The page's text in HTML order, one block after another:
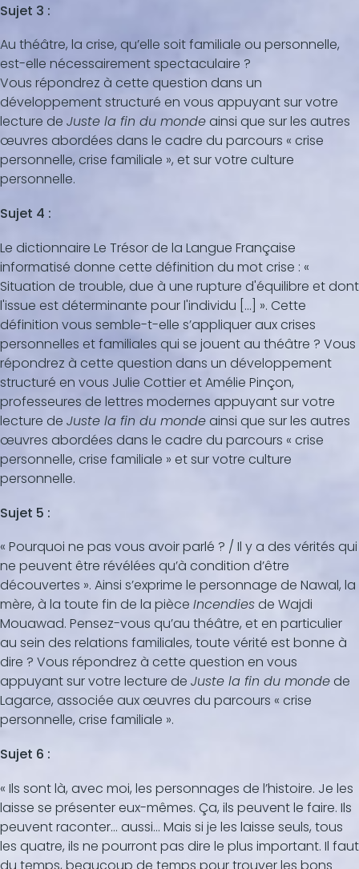
Sujet 3 :
Au théâtre, la crise, qu’elle soit familiale ou personnelle,
est-elle nécessairement spectaculaire ?
Vous répondrez à cette question dans un
développement structuré en vous appuyant sur votre
lecture de Juste la fin du mondeainsi que sur les autres
œuvres abordées dans le cadre du parcours « crise
personnelle, crise familiale », et sur votre culture
personnelle.
Sujet 4 :
Le dictionnaire Le Trésor de la Langue Française
informatisé donne cette définition du mot crise : «
Situation de trouble, due à une rupture d'équilibre et dont
l'issue est déterminante pour l'individu [...] ». Cette
définition vous semble-t-elle s’appliquer aux crises
personnelles et familiales qui se jouent au théâtre ? Vous
répondrez à cette question dans un développement
structuré en vous Julie Cottier et Amélie Pinçon,
professeures de lettres modernes appuyant sur votre
lecture de Juste la fin du monde ainsi que sur les autres
œuvres abordées dans le cadre du parcours « crise
personnelle, crise familiale » et sur votre culture
personnelle.
Sujet 5 :
« Pourquoi ne pas vous avoir parlé ? / Il y a des vérités qui
ne peuvent être révélées qu’à condition d’être
découvertes ». Ainsi s’exprime le personnage de Nawal, la
mère, à la toute fin de la pièce Incendiesde Wajdi
Mouawad. Pensez-vous qu’au théâtre, et en particulier
au sein des relations familiales, toute vérité est bonne à
dire ? Vous répondrez à cette question en vous
appuyant sur votre lecture de Juste la fin du mondede
Lagarce, associée aux œuvres du parcours « crise
personnelle, crise familiale ».
Sujet 6 :
« Ils sont là, avec moi, les personnages de l’histoire. Je les
laisse se présenter eux-mêmes. Ça, ils peuvent le faire. Ils
peuvent raconter… aussi… Mais si je les laisse seuls, tous
les quatre, ils ne pourront pas dire le plus important. Il faut
du temps, beaucoup de temps pour trouver les bons